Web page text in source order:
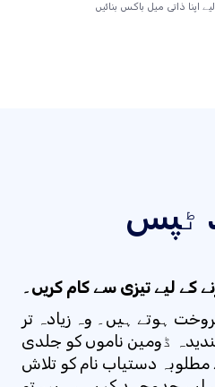
اپنا ذاتی میل باکس بنائیں
ٹپس
ہوتے ہیں۔ وہ زیادہ تر
ڈومین ناموں کو جلدی
مطلوبہ دستیاب نام کو تلاش